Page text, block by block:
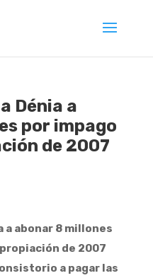
Dénia a
por impago
de 2007
a abonar 8 millones
de 2007
a pagar las